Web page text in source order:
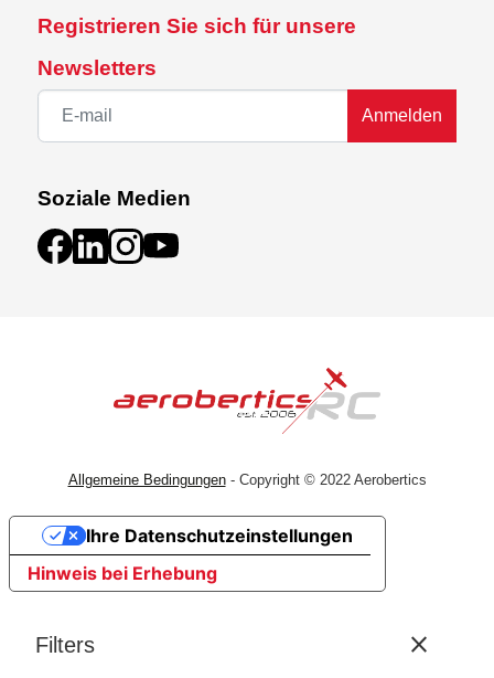
Filters close
Registrieren Sie sich für unsere
Newsletters
Anmelden
Soziale Medien
Allgemeine Bedingungen - Copyright © 2022 Aerobertics
Hinweis bei Erhebung
Ihre Datenschutzeinstellungen